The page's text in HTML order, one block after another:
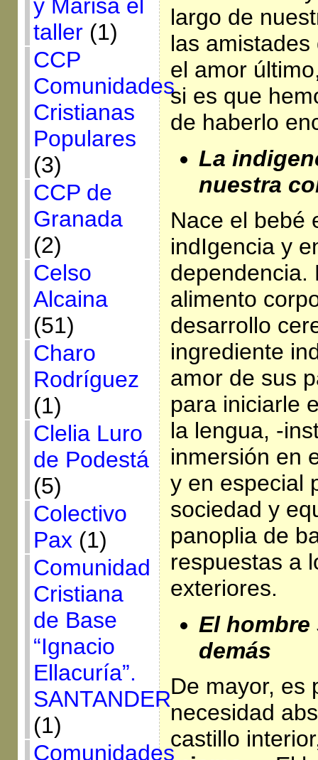
y Marisa el
taller(1)
CCP
Comunidades
Cristianas
Populares
(3)
CCP de
Granada
(2)
Celso
Alcaina
(51)
Charo
Rodríguez
(1)
Clelia Luro
de Podestá
(5)
Colectivo
Pax (1)
Comunidad
Cristiana
de Base
“Ignacio
Ellacuría”.
SANTANDER
(1)
Comunidades
largo de
las
el amor
si es que
de haberlo
La
nuestra
Nace el bebé
indIgencia y
dependencia.
alimento
desarrollo
ingrediente
amor de sus
para iniciarle
la lengua, -
inmersión en
y en especial
sociedad y
panoplia de
respuestas a
exteriores.
El hombre
demás
De mayor, es
necesidad
castillo